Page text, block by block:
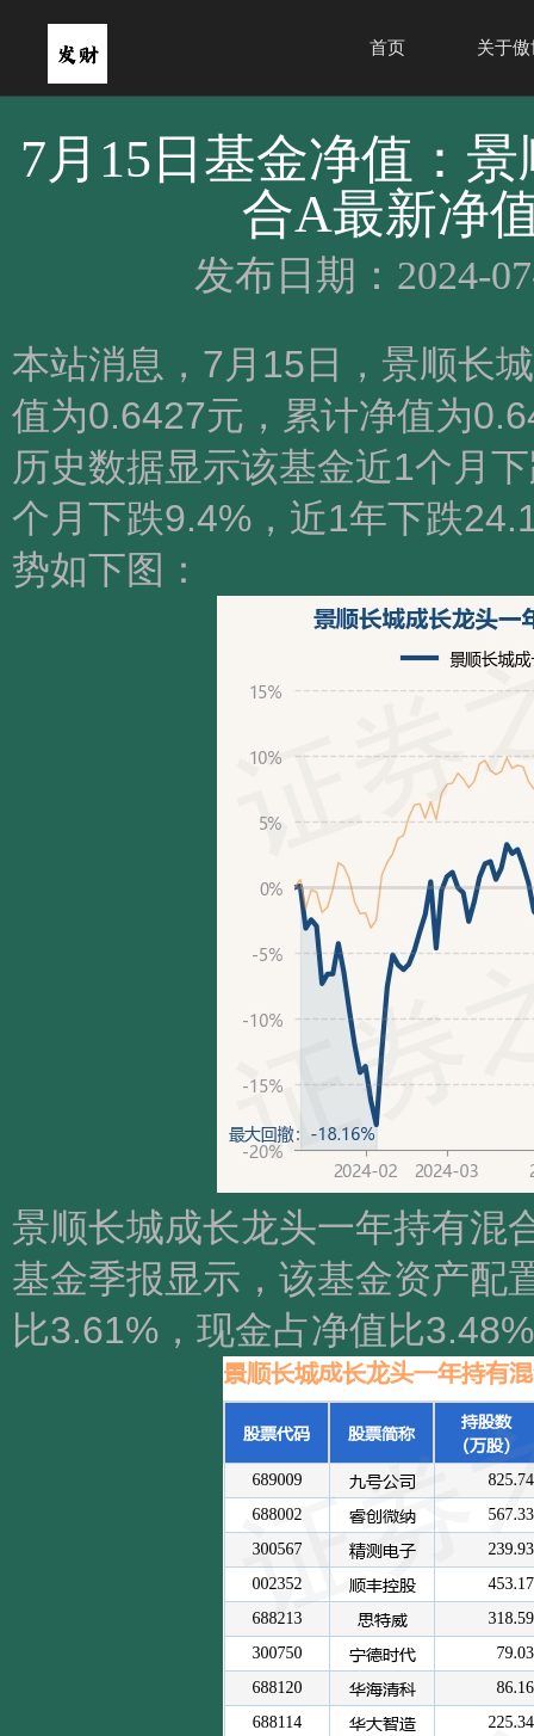
首页 关于
7月15日基金净值：
合A最新净
发布日期：2024-
本站消息，7月15日，景顺长
值为0.6427元，累计净值为
历史数据显示该基金近1个月
个月下跌9.4%，近1年下跌
势如下图：
景顺长城成长龙头一年持有混
基金季报显示，该基金资产配
比3.61%，现金占净值比